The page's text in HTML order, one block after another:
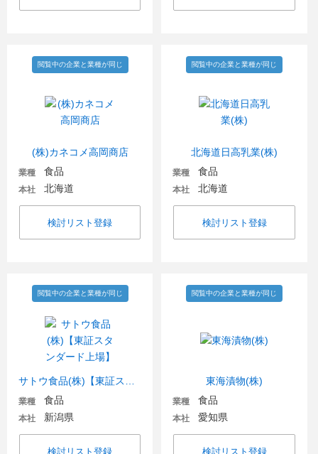
(株)カネコメ高岡商店
閲覧中の企業と業種が同じ
業種 食品
本社 北海道
検討リスト登録
北海道日高乳業(株)
閲覧中の企業と業種が同じ
業種 食品
本社 北海道
検討リスト登録
閲覧中の企業と業種が同じ
業種 食品
本社 新潟県
検討リスト登録
東海漬物(株)
閲覧中の企業と業種が同じ
業種 食品
本社 愛知県
検討リスト登録